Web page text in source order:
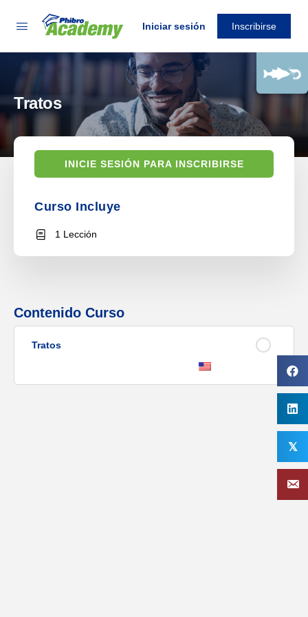
Iniciar sesión Inscribirse
Tratos
Contenido Curso
Tratos
INICIE SESIÓN PARA INSCRIBIRSE
Curso Incluye
1 Lección
𝕏